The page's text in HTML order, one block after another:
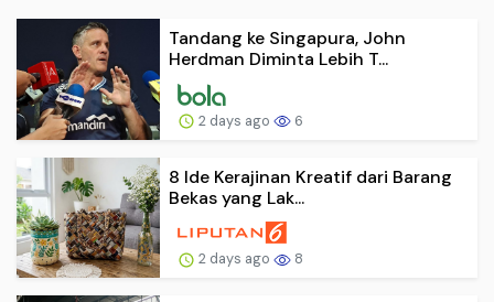
Tandang ke Singapura, John
Herdman Diminta Lebih T...
2 days ago 6
8 Ide Kerajinan Kreatif dari Barang
Bekas yang Lak...
2 days ago 8